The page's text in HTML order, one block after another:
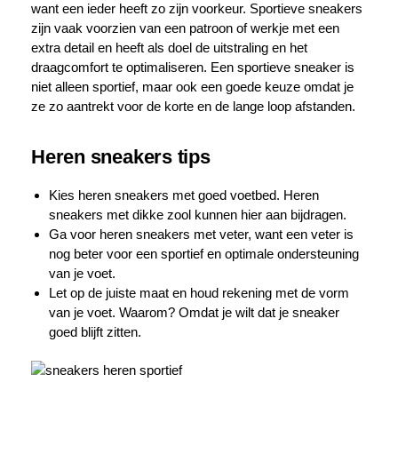
want een ieder heeft zo zijn voorkeur. Sportieve sneakers
zijn vaak voorzien van een patroon of werkje met een
extra detail en heeft als doel de uitstraling en het
draagcomfort te optimaliseren. Een sportieve sneaker is
niet alleen sportief, maar ook een goede keuze omdat je
ze zo aantrekt voor de korte en de lange loop afstanden.
Heren sneakers tips
Kies heren sneakers met goed voetbed. Heren
sneakers met dikke zool kunnen hier aan bijdragen.
Ga voor heren sneakers met veter, want een veter is
nog beter voor een sportief en optimale ondersteuning
van je voet.
Let op de juiste maat en houd rekening met de vorm
van je voet. Waarom? Omdat je wilt dat je sneaker
goed blijft zitten.